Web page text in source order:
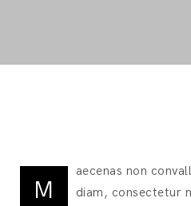
M
aecenas non
diam, consectetur